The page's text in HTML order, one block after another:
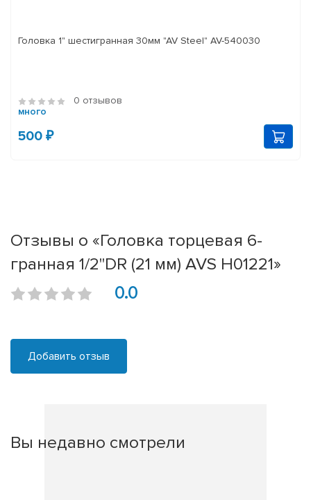
Головка 1" шестигранная 30мм "AV Steel" AV-540030
0 отзывов
много
500 ₽
Отзывы о «Головка торцевая 6-
гранная 1/2''DR (21 мм) AVS H01221»
0.0
Добавить отзыв
Вы недавно смотрели